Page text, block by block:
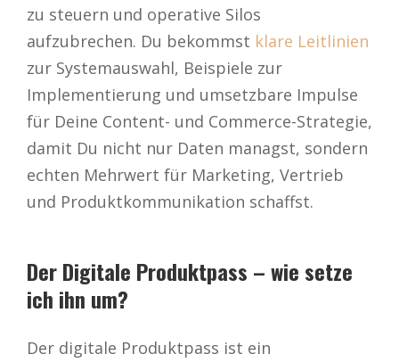
zu steuern und operative Silos
aufzubrechen. Du bekommst klare Leitlinien
zur Systemauswahl, Beispiele zur
Implementierung und umsetzbare Impulse
für Deine Content- und Commerce-Strategie,
damit Du nicht nur Daten managst, sondern
echten Mehrwert für Marketing, Vertrieb
und Produktkommunikation schaffst.
Der Digitale Produktpass – wie setze
ich ihn um?
Der digitale Produktpass ist ein